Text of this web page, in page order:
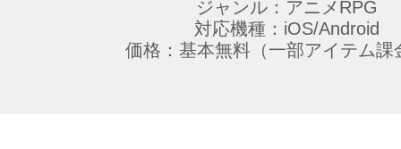
ジャンル：アニメRPG
対応機種：iOS/Android
価格：基本無料（一部アイテム課